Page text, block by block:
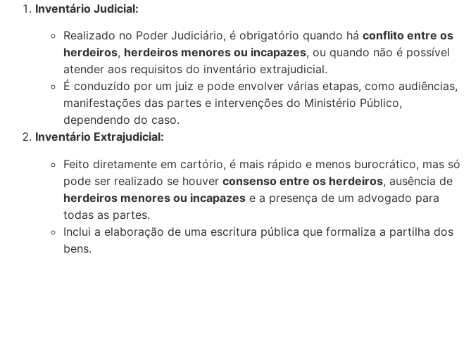
Inventário Judicial:
Realizado no Poder Judiciário, é obrigatório quando há conflito entre os
herdeiros, herdeiros menores ou incapazes, ou quando não é possível
atender aos requisitos do inventário extrajudicial.
É conduzido por um juiz e pode envolver várias etapas, como audiências,
manifestações das partes e intervenções do Ministério Público,
dependendo do caso.
Inventário Extrajudicial:
Feito diretamente em cartório, é mais rápido e menos burocrático, mas só
pode ser realizado se houver consenso entre os herdeiros, ausência de
herdeiros menores ou incapazes e a presença de um advogado para
todas as partes.
Inclui a elaboração de uma escritura pública que formaliza a partilha dos
bens.